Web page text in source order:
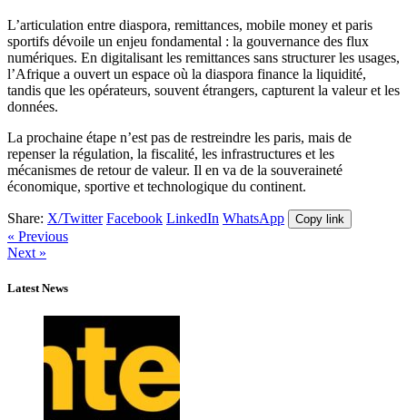
L’articulation entre diaspora, remittances, mobile money et paris
sportifs dévoile un enjeu fondamental : la gouvernance des flux
numériques. En digitalisant les remittances sans structurer les usages,
l’Afrique a ouvert un espace où la diaspora finance la liquidité,
tandis que les opérateurs, souvent étrangers, capturent la valeur et les
données.
La prochaine étape n’est pas de restreindre les paris, mais de
repenser la régulation, la fiscalité, les infrastructures et les
mécanismes de retour de valeur. Il en va de la souveraineté
économique, sportive et technologique du continent.
Share: X/Twitter Facebook LinkedIn WhatsApp Copy link
« Previous
Next »
Latest News